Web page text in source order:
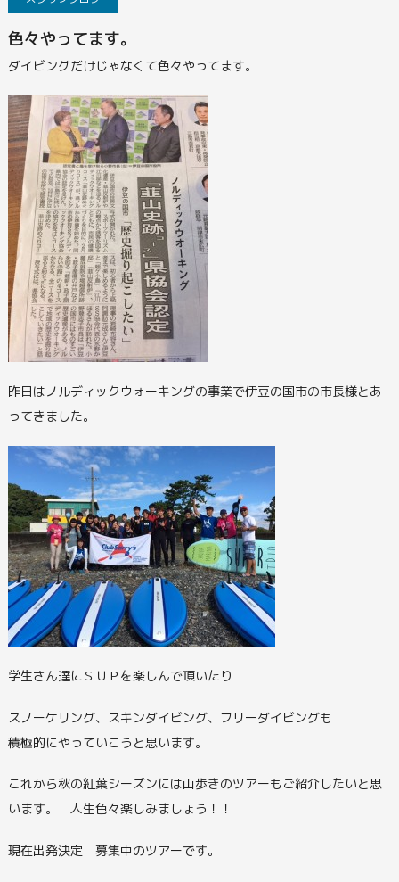
色々やってます。
ダイビングだけじゃなくて色々やってます。
昨日はノルディックウォーキングの事業で伊豆の国市の市長様とあ
ってきました。
学生さん達にＳＵＰを楽しんで頂いたり
スノーケリング、スキンダイビング、フリーダイビングも
積極的にやっていこうと思います。
これから秋の紅葉シーズンには山歩きのツアーもご紹介したいと思
います。 人生色々楽しみましょう！！
現在出発決定 募集中のツアーです。